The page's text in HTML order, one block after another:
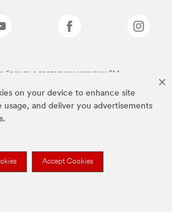
on your device to enhance site
usage, and deliver you advertisements
Accept Cookies
бренди є торговими марками 3M.